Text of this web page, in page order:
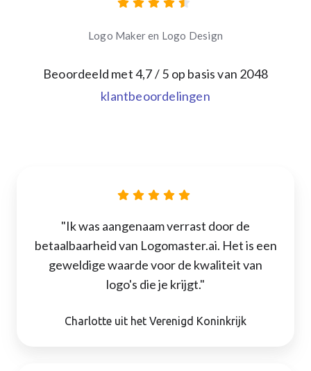
Logo Maker en Logo Design
Beoordeeld met4,7/ 5 op basis van 2048
klantbeoordelingen
"Ik was aangenaam verrast door de
betaalbaarheid van Logomaster.ai. Het is een
geweldige waarde voor de kwaliteit van
logo's die je krijgt."
Charlotte uit het Verenigd Koninkrijk